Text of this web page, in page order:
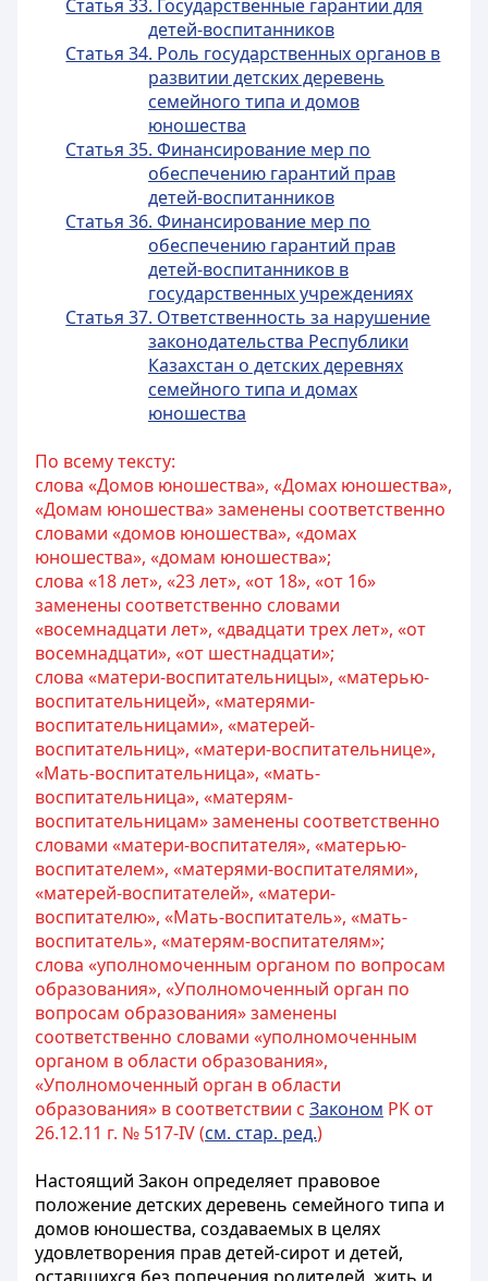
Статья 33. Государственные гарантии для
детей-воспитанников
Статья 34. Роль государственных органов в
развитии детских деревень
семейного типа и домов
юношества
Статья 35. Финансирование мер по
обеспечению гарантий прав
детей-воспитанников
Статья 36. Финансирование мер по
обеспечению гарантий прав
детей-воспитанников в
государственных учреждениях
Статья 37. Ответственность за нарушение
законодательства Республики
Казахстан о детских деревнях
семейного типа и домах
юношества
По всему тексту:
слова «Домов юношества», «Домах юношества»,
«Домам юношества» заменены соответственно
словами «домов юношества», «домах
юношества», «домам юношества»;
слова «18 лет», «23 лет», «от 18», «от 16»
заменены соответственно словами
«восемнадцати лет», «двадцати трех лет», «от
восемнадцати», «от шестнадцати»;
слова «матери-воспитательницы», «матерью-
воспитательницей», «матерями-
воспитательницами», «матерей-
воспитательниц», «матери-воспитательнице»,
«Мать-воспитательница», «мать-
воспитательница», «матерям-
воспитательницам» заменены соответственно
словами «матери-воспитателя», «матерью-
воспитателем», «матерями-воспитателями»,
«матерей-воспитателей», «матери-
воспитателю», «Мать-воспитатель», «мать-
воспитатель», «матерям-воспитателям»;
слова «уполномоченным органом по вопросам
образования», «Уполномоченный орган по
вопросам образования» заменены
соответственно словами «уполномоченным
органом в области образования»,
«Уполномоченный орган в области
образования» в соответствии с Законом РК от
26.12.11 г. № 517-IV (см. стар. ред.)
Настоящий Закон определяет правовое
положение детских деревень семейного типа и
домов юношества, создаваемых в целях
удовлетворения прав детей-сирот и детей,